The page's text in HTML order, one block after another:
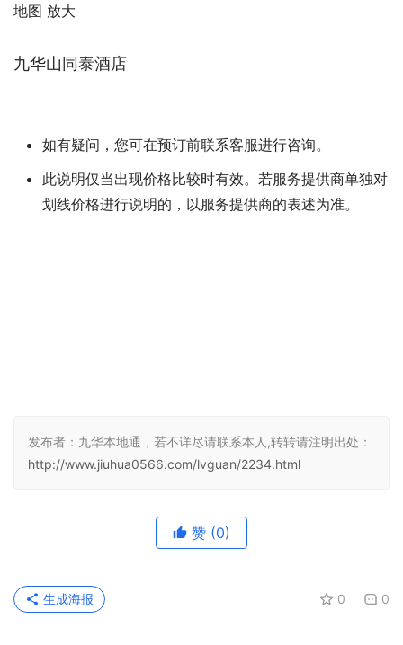
地图 放大
九华山同泰酒店
如有疑问，您可在预订前联系客服进行咨询。
此说明仅当出现价格比较时有效。若服务提供商单独对
划线价格进行说明的，以服务提供商的表述为准。
发布者：九华本地通，若不详尽请联系本人,转转请注明出处：
http://www.jiuhua0566.com/lvguan/2234.html
赞 (0)
0 0
生成海报